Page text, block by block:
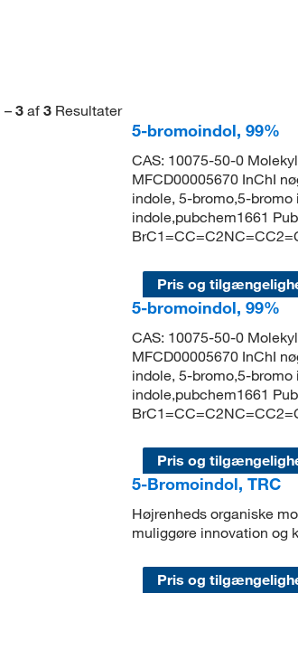
– 3 af 3 Resultater
5-bromoindol, 99%
CAS: 10075-50-0
MFCD00005670 InChI
indole, 5-bromo,5-
indole,pubchem1661
Pris og
5-bromoindol, 99%
CAS: 10075-50-0
MFCD00005670 InChI
indole, 5-bromo,5-
indole,pubchem1661
Pris og
5-Bromoindol, TRC
Højrenheds organiske
muliggøre innovation og
Pris og